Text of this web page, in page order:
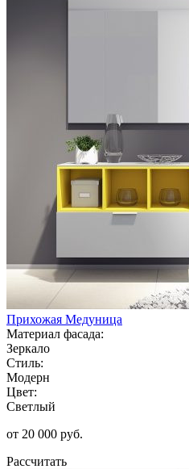
Прихожая Медуница
Материал фасада:
Зеркало
Стиль:
Модерн
Цвет:
Светлый
от 20 000 руб.
Рассчитать